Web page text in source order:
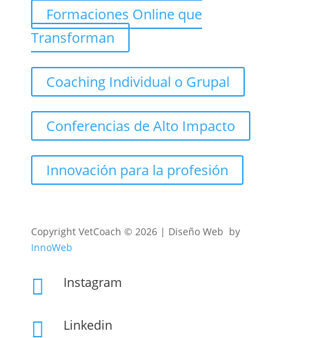
Formaciones Online que
Transforman
Coaching Individual o Grupal
Conferencias de Alto Impacto
Innovación para la profesión
CopyrightVetCoach © 2026 | Diseño Web by
InnoWeb
 Instagram
 Linkedin